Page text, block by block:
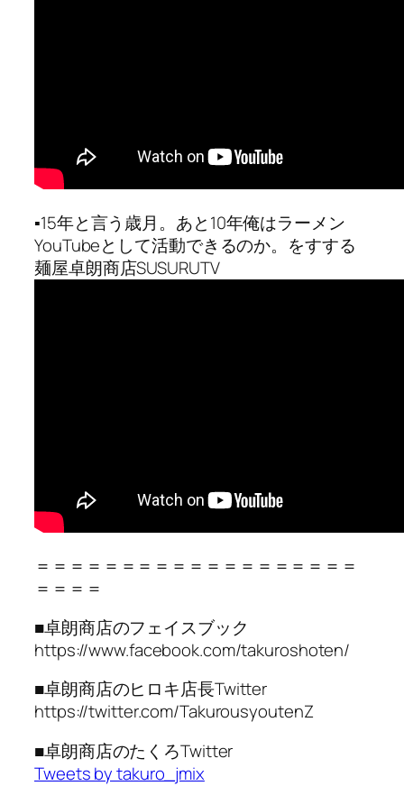
▪︎15年と言う歳月。あと10年俺はラーメン
YouTubeとして活動できるのか。をすする
麺屋卓朗商店SUSURUTV
＝＝＝＝＝＝＝＝＝＝＝＝＝＝＝＝＝＝＝
＝＝＝＝
■卓朗商店のフェイスブック
https://www.facebook.com/takuroshoten/
■卓朗商店のヒロキ店長Twitter
https://twitter.com/TakurousyoutenZ
■卓朗商店のたくろTwitter
Tweets by takuro_jmix